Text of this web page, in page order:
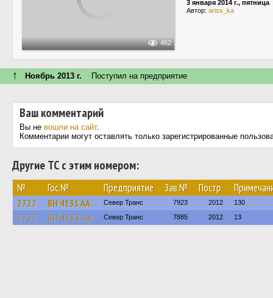
462
3 января 2014 г., пятница
Автор: ariss_ka
↑ Ноябрь 2013 г. Поступил на предприятие
Ваш комментарий
Вы не вошли на сайт.
Комментарии могут оставлять только зарегистрированные
Другие ТС с этим номером:
№ Гос.№ Предприятие Зав.№ Постр.
2727 BH 4131 AA Север Транс 7923 2012 130
2727 BH 4132 AA Север Транс 7885 2012 13